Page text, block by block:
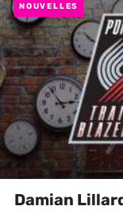
NOUVELLES
Damian